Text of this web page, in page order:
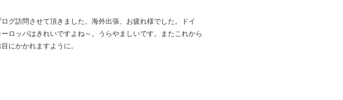
グ訪問させて頂きました。海外出張、お疲れ様でした。ドイ
ロッパはきれいですよね～。うらやましいです。またこれから
にかかれますように。